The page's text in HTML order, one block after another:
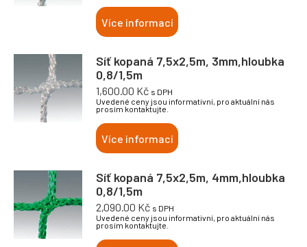
Více informací
Síť kopaná 7,5x2,5m, 3mm,hloubka
0,8/1,5m
1,600.00 Kč s DPH
Uvedené ceny jsou informativní, pro aktuální nás
prosím kontaktujte.
Více informací
Síť kopaná 7,5x2,5m, 4mm,hloubka
0,8/1,5m
2,090.00 Kč s DPH
Uvedené ceny jsou informativní, pro aktuální nás
prosím kontaktujte.